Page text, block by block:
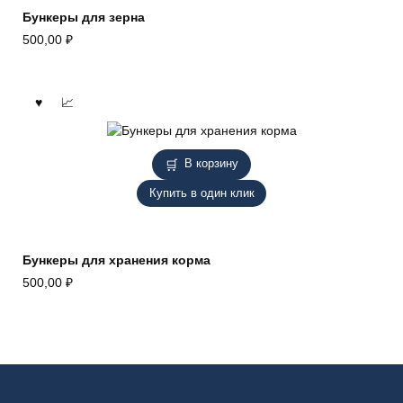
Бункеры для зерна
500,00 ₽
В корзину
Купить в один клик
Бункеры для хранения корма
500,00 ₽